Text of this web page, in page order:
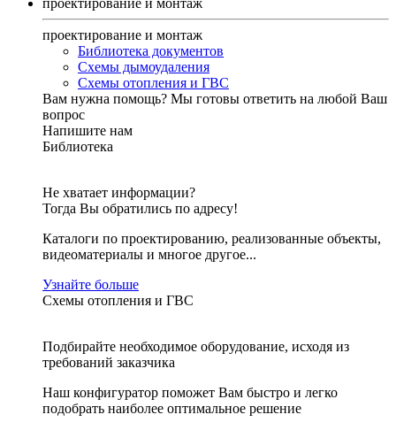
проектирование и монтаж
проектирование и монтаж
Библиотека документов
Схемы дымоудаления
Схемы отопления и ГВС
Вам нужна помощь? Мы готовы ответить на любой Ваш
вопрос
Напишите нам
Библиотека
Не хватает информации?
Тогда Вы обратились по адресу!
Каталоги по проектированию, реализованные объекты,
видеоматериалы и многое другое...
Узнайте больше
Схемы отопления и ГВС
Подбирайте необходимое оборудование, исходя из
требований заказчика
Наш конфигуратор поможет Вам быстро и легко
подобрать наиболее оптимальное решение